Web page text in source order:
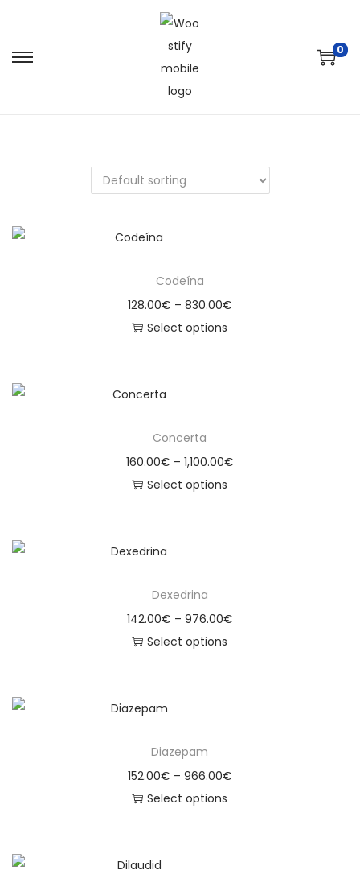
0
Codeína
128.00€ – 830.00€
Select options
Concerta
160.00€ – 1,100.00€
Select options
Dexedrina
142.00€ – 976.00€
Select options
Diazepam
152.00€ – 966.00€
Select options